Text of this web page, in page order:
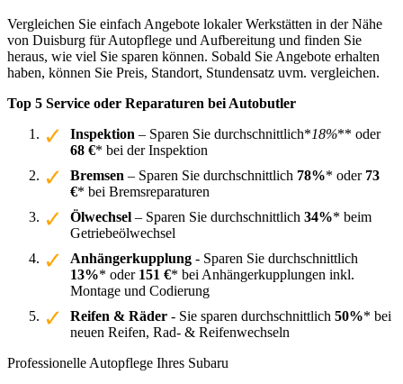
Vergleichen Sie einfach Angebote lokaler Werkstätten in der Nähe
von Duisburg für Autopflege und Aufbereitung und finden Sie
heraus, wie viel Sie sparen können. Sobald Sie Angebote erhalten
haben, können Sie Preis, Standort, Stundensatz uvm. vergleichen.
Top 5 Service oder Reparaturen bei Autobutler
Inspektion – Sparen Sie durchschnittlich*18%** oder
68 €* bei der Inspektion
Bremsen – Sparen Sie durchschnittlich 78%* oder 73
€* bei Bremsreparaturen
Ölwechsel – Sparen Sie durchschnittlich 34%* beim
Getriebeölwechsel
Anhängerkupplung - Sparen Sie durchschnittlich
13%* oder 151 €* bei Anhängerkupplungen inkl.
Montage und Codierung
Reifen & Räder - Sie sparen durchschnittlich 50%* bei
neuen Reifen, Rad- & Reifenwechseln
Professionelle Autopflege Ihres Subaru